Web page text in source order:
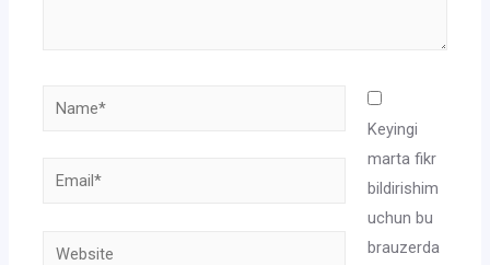
Name*
Email*
Website
Keyingi
marta fikr
bildirishim
uchun bu
brauzerda